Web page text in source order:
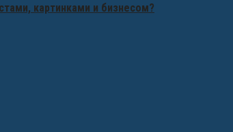
картинками и бизнесом?